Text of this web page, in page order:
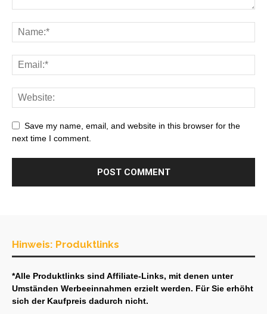
Save my name, email, and website in this browser for the
next time I comment.
Hinweis: Produktlinks
*Alle Produktlinks sind Affiliate-Links, mit denen unter
Umständen Werbeeinnahmen erzielt werden. Für Sie erhöht
sich der Kaufpreis dadurch nicht.